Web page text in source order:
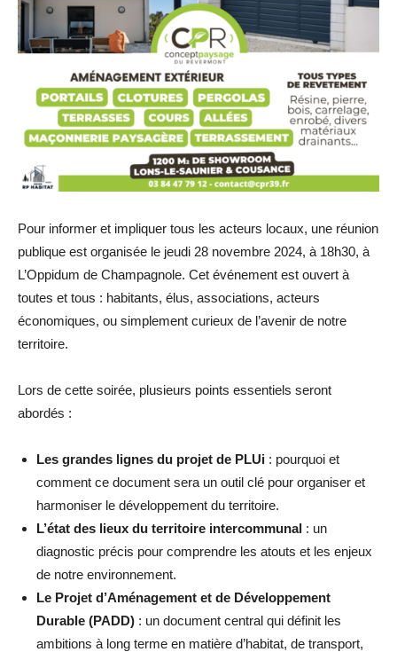
Pour informer et impliquer tous les acteurs locaux, une réunion
publique est organisée le jeudi 28 novembre 2024, à 18h30, à
L’Oppidum de Champagnole. Cet événement est ouvert à
toutes et tous : habitants, élus, associations, acteurs
économiques, ou simplement curieux de l’avenir de notre
territoire.
Lors de cette soirée, plusieurs points essentiels seront
abordés :
Les grandes lignes du projet de PLUi : pourquoi et
comment ce document sera un outil clé pour organiser et
harmoniser le développement du territoire.
L’état des lieux du territoire intercommunal : un
diagnostic précis pour comprendre les atouts et les enjeux
de notre environnement.
Le Projet d’Aménagement et de Développement
Durable (PADD) : un document central qui définit les
ambitions à long terme en matière d’habitat, de transport,